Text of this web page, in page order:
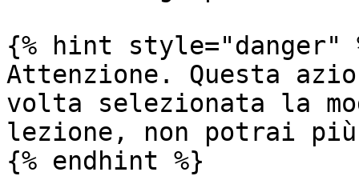
{% hint style="danger"
Attenzione. Questa
volta selezionata la
lezione, non potrai
{% endhint %}